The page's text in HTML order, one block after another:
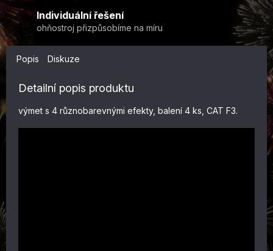
Individuální řešení
ohňostroj přizpůsobíme na míru
Popis Diskuze
Detailní popis produktu
výmet s 4 různobarevnými efekty, balení 4 ks, CAT F3.